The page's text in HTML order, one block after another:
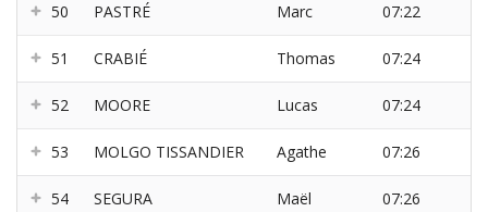
50 PASTRÉ Marc 07:22
51 CRABIÉ Thomas 07:24
52 MOORE Lucas 07:24
53 MOLGO TISSANDIER Agathe 07:26
54 SEGURA Maël 07:26